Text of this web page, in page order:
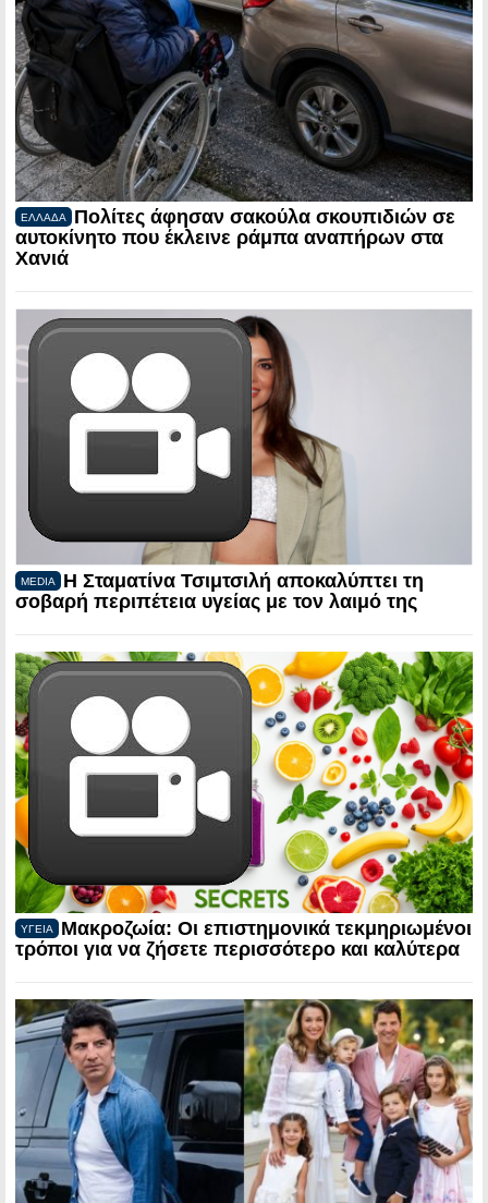
ΕΛΛΑΔΑ
Πολίτες άφησαν σακούλα σκουπιδιών σε
αυτοκίνητο που έκλεινε ράμπα αναπήρων στα
Χανιά
MEDIA
Η Σταματίνα Τσιμτσιλή αποκαλύπτει τη
σοβαρή περιπέτεια υγείας με τον λαιμό της
ΥΓΕΙΑ
Μακροζωία: Οι επιστημονικά τεκμηριωμένοι
τρόποι για να ζήσετε περισσότερο και καλύτερα